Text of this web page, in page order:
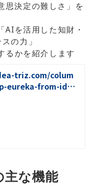
思決定の難しさ」を
AIを活用した知財・
の力」
かを紹介します
triz.com/colum
eureka-from-idea
な機能